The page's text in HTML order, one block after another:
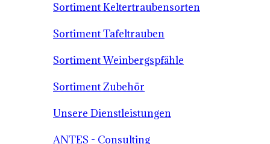
Sortiment Keltertraubensorten
Sortiment Tafeltrauben
Sortiment Weinbergspfähle
Sortiment Zubehör
Unsere Dienstleistungen
ANTES - Consulting